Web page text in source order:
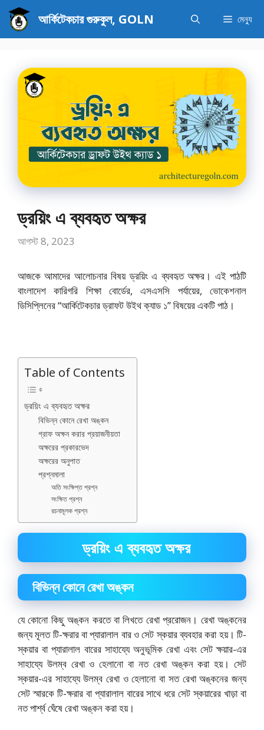
এড়িেয়
লেখায়
যান
আর্কিটেকচার গুরুকুল, GOLN মেন্যু
ড্রয়িং এ ব্যবহৃত অক্ষর
আগস্ট 8, 2023
আজকে আমাদের আলোচনার বিষয় ড্রয়িং এ ব্যবহৃত অক্ষর। এই পাঠটি
বাংলাদেশ কারিগরি শিক্ষা বোর্ডের, এসএসসি পর্যায়ের, ভোকেশনাল
ডিসিপ্লিনের “আর্কিটেকচার ড্রাফট উইথ ক্যাড ১” বিষয়ের একটি পাঠ।
Table of Contents
ড্রয়িং এ ব্যবহৃত অক্ষর
বিভিন্ন কোনে রেখা অঙ্কন
গ্রাফ অক্ষন করার প্রয়াজনীয়তা
অক্ষরের প্রকারভেদ
অক্ষরের অনুপাত
প্রশ্নমালা
অতি সংক্ষিপ্ত প্রশ্ন
সংক্ষিত প্রশ্ন
রচনামূলক প্রশ্ন
ড্রয়িং এ ব্যবহৃত অক্ষর
বিভিন্ন কোনে রেখা অঙ্কন
যে কোনো কিছু অঙ্কন করতে বা লিখতে রেখা প্ররোজন। রেখা অঙ্কনের
জন্য মূলত টি-ক্ষরার বা প্যারালাল বার ও সেট স্কয়ার ব্যবহার করা হয়। টি-
স্কয়ার বা প্যারালাল বারের সাহায্যে অনুভূমিক রেখা এবং সেট ক্ষয়ার-এর
সাহায্যে উলম্ব রেখা ও হেলানো বা নত রেখা অঙ্কন করা হয়। সেট
স্কয়ার-এর সাহায্যে উলম্ব রেখা ও হেলানো বা সত রেখা অঙ্কনের জন্য
সেট স্মারকে টি-ক্ষরার বা প্যারালাল বারের সাথে ধরে সেট স্কয়ারের খাড়া বা
নত পার্শ্ব ঘেঁষে রেখা অঙ্কন করা হয়।